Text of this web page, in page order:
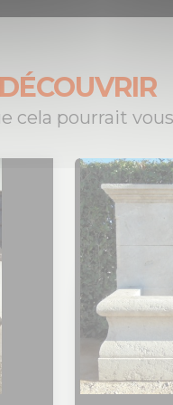
DÉCOUVRIR
cela pourrait